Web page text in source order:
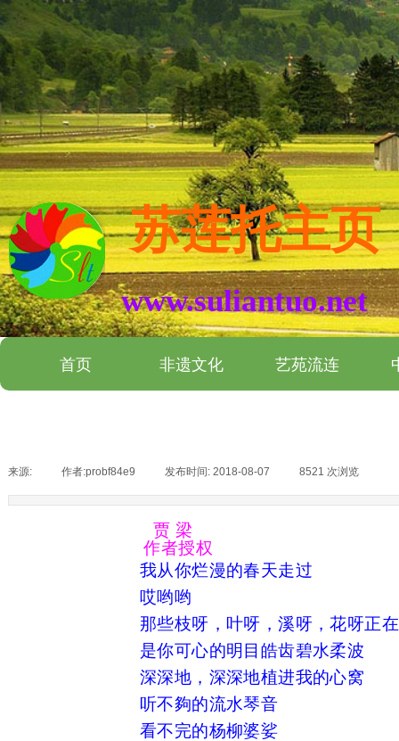
苏莲托主页
www.suliantuo.net
首页 非遗文化 艺苑流连
来源: 作者:probf84e9 发布时间: 2018-08-07 8521 次浏览
贾 梁
作者授权
我从你烂漫的春天走过
哎哟哟
那些枝呀，叶呀，溪呀，花呀正
是你可心的明目皓齿碧水柔波
深深地，深深地植进我的心窝
听不夠的流水琴音
看不完的杨柳婆娑